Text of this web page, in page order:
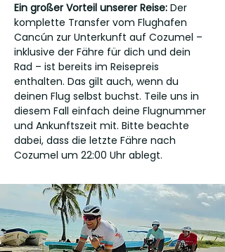
Ein großer Vorteil unserer Reise: Der
komplette Transfer vom Flughafen
Cancún zur Unterkunft auf Cozumel –
inklusive der Fähre für dich und dein
Rad – ist bereits im Reisepreis
enthalten. Das gilt auch, wenn du
deinen Flug selbst buchst. Teile uns in
diesem Fall einfach deine Flugnummer
und Ankunftszeit mit. Bitte beachte
dabei, dass die letzte Fähre nach
Cozumel um 22:00 Uhr ablegt.